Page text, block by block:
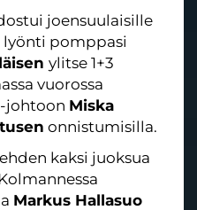
joensuulaisille
lyönti pomppasi
ylitse 1+3
vuorossa
johtoon Miska
onnistumisilla.
kaksi juoksua
Markus Hallasuo